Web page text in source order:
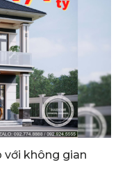
với không gian